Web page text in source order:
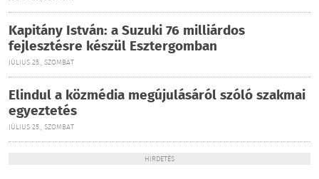
Kapitány István: a Suzuki 76 milliárdos
fejlesztésre készül Esztergomban
JÚLIUS 25., SZOMBAT
Elindul a közmédia megújulásáról szóló szakmai
egyeztetés
JÚLIUS 25., SZOMBAT
HIRDETÉS